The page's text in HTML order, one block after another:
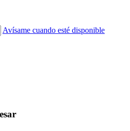
Avísame cuando esté disponible